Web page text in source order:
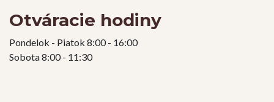
Otváracie hodiny
Pondelok - Piatok 8:00 - 16:00
Sobota 8:00 - 11:30